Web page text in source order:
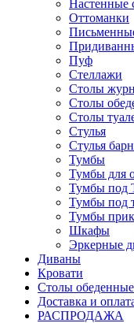
Настенные
Оттоманки
Пуф
Стеллажи
Столы
Столы
Столы
Стулья
Стулья
Тумбы
Тумбы для
Тумбы под
Тумбы под
Тумбы
Шкафы
Эркерные
Диваны
Кровати
Столы обеденные
Доставка и
РАСПРОДАЖА